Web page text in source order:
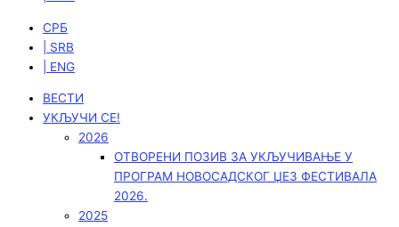
СРБ
| SRB
| ENG
ВЕСТИ
УКЉУЧИ СЕ!
2026
ОТВОРЕНИ ПОЗИВ ЗА УКЉУЧИВАЊЕ У
ПРОГРАМ НОВОСАДСКОГ ЏЕЗ ФЕСТИВАЛА
2026.
2025